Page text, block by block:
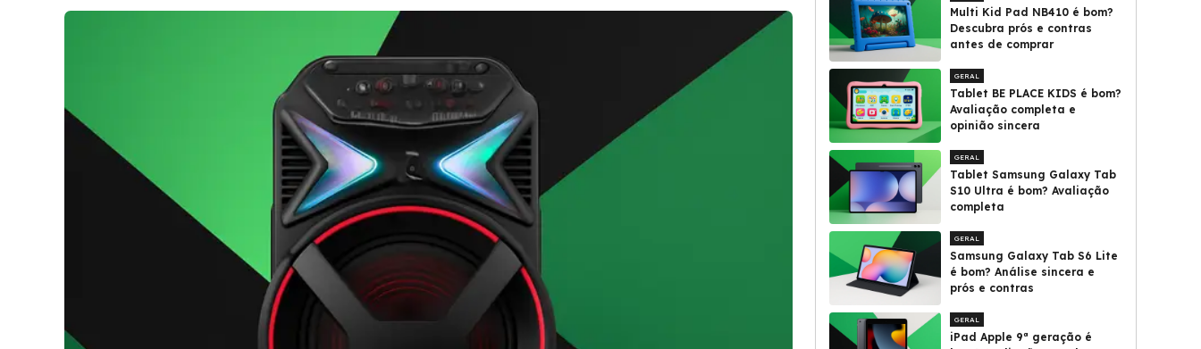
Multi Kid Pad NB410 é bom?
Descubra prós e contras
antes de comprar
GERAL
Tablet BE PLACE KIDS é bom?
Avaliação completa e
opinião sincera
GERAL
Tablet Samsung Galaxy Tab
S10 Ultra é bom? Avaliação
completa
GERAL
Samsung Galaxy Tab S6 Lite
é bom? Análise sincera e
prós e contras
GERAL
iPad Apple 9ª geração é